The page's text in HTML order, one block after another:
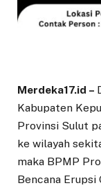
Merdeka17.id –
Kabupaten
Provinsi Sulut
ke wilayah
maka BPMP
Bencana Erupsi